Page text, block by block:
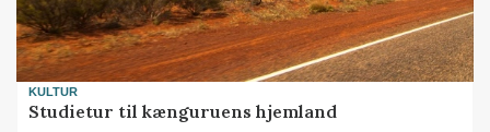
KULTUR
Studietur til kænguruens hjemland